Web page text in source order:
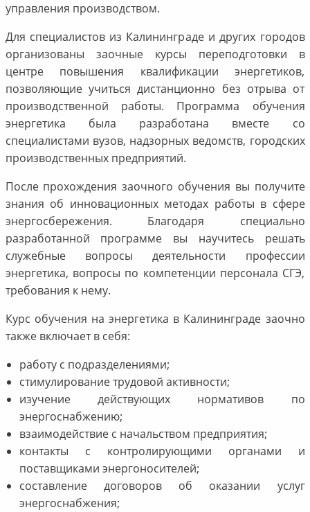
управления производством.
Для специалистов из Калининграде и других городов
организованы заочные курсы переподготовки в
центре повышения квалификации энергетиков,
позволяющие учиться дистанционно без отрыва от
производственной работы. Программа обучения
энергетика была разработана вместе со
специалистами вузов, надзорных ведомств, городских
производственных предприятий.
После прохождения заочного обучения вы получите
знания об инновационных методах работы в сфере
энергосбережения. Благодаря специально
разработанной программе вы научитесь решать
служебные вопросы деятельности профессии
энергетика, вопросы по компетенции персонала СГЭ,
требования к нему.
Курс обучения на энергетика в Калининграде заочно
также включает в себя:
работу с подразделениями;
стимулирование трудовой активности;
изучение действующих нормативов по
энергоснабжению;
взаимодействие с начальством предприятия;
контакты с контролирующими органами и
поставщиками энергоносителей;
составление договоров об оказании услуг
энергоснабжения;